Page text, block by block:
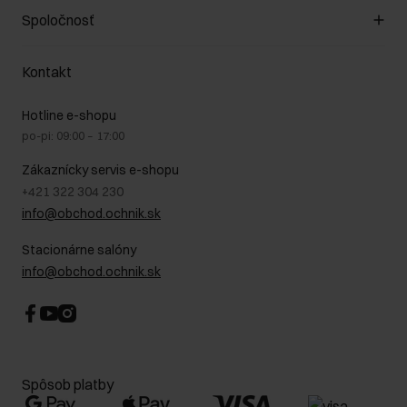
Spôsob platby
Vrátenie
Zákazníky klub
Pravidlá propagácie
Starostlivosť o kožu
Bezpečné nakupovanie
Blog
Najčastejšie kladené otázky (FAQ)
Spoločnosť
O nás
GDPR - Zásady ochrany osobných údajov
Právne informácie
Kontakt
Hotline e-shopu
po-pi: 09:00 – 17:00
Zákaznícky servis e-shopu
+421 322 304 230
info@obchod.ochnik.sk
Stacionárne salóny
info@obchod.ochnik.sk
Spôsob platby